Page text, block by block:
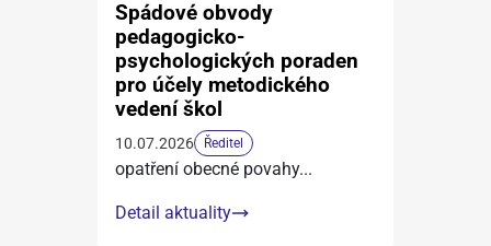
Spádové obvody
pedagogicko-
psychologických poraden
pro účely metodického
vedení škol
10.07.2026 Ředitel
opatření obecné povahy...
Detail aktuality